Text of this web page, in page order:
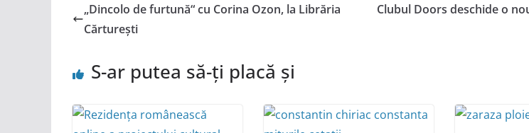
„Dincolo de furtună“ cu Corina Ozon, la Librăria
Cărturești
Clubul Doors deschide o
S-ar putea să-ți placă și